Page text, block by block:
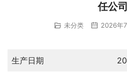
任公司
未分类 2026年
生产日期